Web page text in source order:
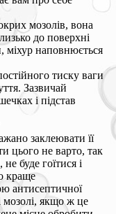
мозолів, вона
до поверхні
міхур наповнюється
тиску ваги
Зазвичай
і підстав
заклеювати її
цього не варто, так
буде гоїтися і
краще
антисептичної
якщо ж це